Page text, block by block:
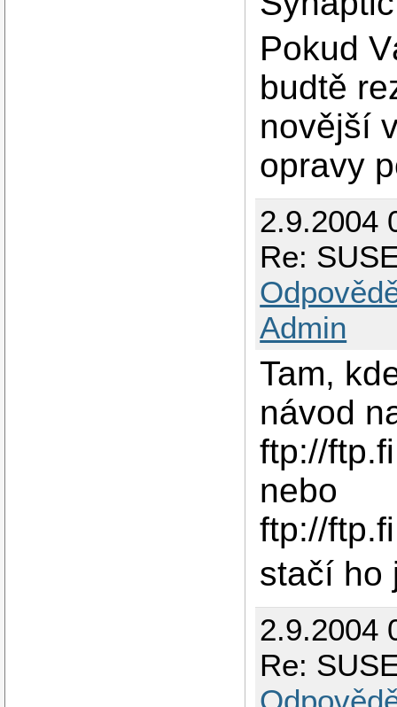
Pokud
budtě
novější
opravy
2.9.2004
Re:
Admin
Tam,
návod
ftp://
nebo
ftp://
stačí ho
2.9.2004
Re: